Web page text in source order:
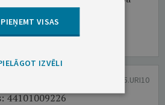
OP 2026/105.URI10
44101009226
PIEŅEMT VISAS
IZVĒLI